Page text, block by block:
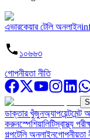
এভারকেয়ার টেলি অনলাইন
১০৬৬৩
গোপনীয়তা নীতি
ডাক্তার খুঁজুনঅ্যাপয়েন্টমেন্ট
করুনস্পেশিয়ালিটিস্বাস্থ্য
গল্পটেলি অনলাইনগোপনীয়তা